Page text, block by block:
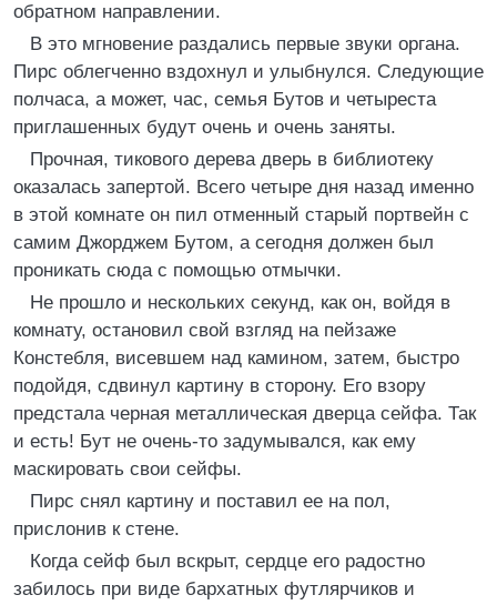
обратном направлении.
В это мгновение раздались первые звуки органа.
Пирс облегченно вздохнул и улыбнулся. Следующие
полчаса, а может, час, семья Бутов и четыреста
приглашенных будут очень и очень заняты.
Прочная, тикового дерева дверь в библиотеку
оказалась запертой. Всего четыре дня назад именно
в этой комнате он пил отменный старый портвейн с
самим Джорджем Бутом, а сегодня должен был
проникать сюда с помощью отмычки.
Не прошло и нескольких секунд, как он, войдя в
комнату, остановил свой взгляд на пейзаже
Констебля, висевшем над камином, затем, быстро
подойдя, сдвинул картину в сторону. Его взору
предстала черная металлическая дверца сейфа. Так
и есть! Бут не очень‑то задумывался, как ему
маскировать свои сейфы.
Пирс снял картину и поставил ее на пол,
прислонив к стене.
Когда сейф был вскрыт, сердце его радостно
забилось при виде бархатных футлярчиков и